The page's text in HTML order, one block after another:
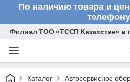
По наличию товара и
Филиал ТОО «ТССП Казахстан» в
Каталог Автосервисное